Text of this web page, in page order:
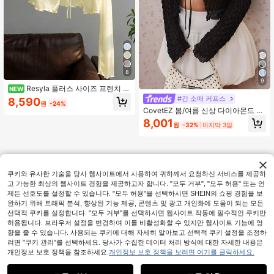
8
NEW Resyla 플러스 사이즈 프렌치 스
타일 캐미솔 드레스 러플 긴팔 티셔츠
커버업 니트 커버업 여성 여름 자외선
8,590원 -24%
9
#긴 소매 커프스
CovetEZ 봄/여름 신상 다이아몬드 체
크 메쉬 세미 시어 경량 타이 프론트
캐주얼 플러스 사이즈 탑
8,001 원 -32% 마지막 3일
쿠키와 유사한 기술을 당사 웹사이트에서 사용하여 귀하께서 요청하신 서비스를 제공하
고 가능한 최상의 웹사이트 경험을 제공하고자 합니다. "모두 거부", "모두 허용" 또는 언
제든 선호도를 설정할 수 있습니다. "모두 허용"을 선택하시면 SHEIN의 쇼핑 경험을 보
완하기 위해 트래픽 분석, 향상된 기능 제공, 콘텐츠 및 광고 개인화에 도움이 되는 모든
선택적 쿠키를 설정합니다. "모두 거부"를 선택하시면 웹사이트 작동에 필수적인 쿠키만
허용됩니다. 브라우저 설정을 변경하여 이를 비활성화할 수 있지만 웹사이트 기능에 영
향을 줄 수 있습니다. 사용되는 쿠키에 대해 자세히 알아보고 선택적 쿠키 설정을 조정하
려면 "쿠키 관리"를 선택하세요. 당사가 수집한 데이터 처리 방식에 대한 자세한 내용은
개인정보 보호 정책을 참조하세요. 개인정보 보호 정책을 보려면 여기를 클릭하세요.